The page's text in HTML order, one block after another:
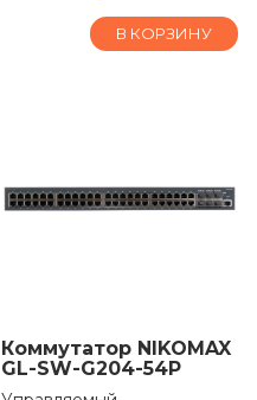
В КОРЗИНУ
Коммутатор NIKOMAX
GL-SW-G204-54P